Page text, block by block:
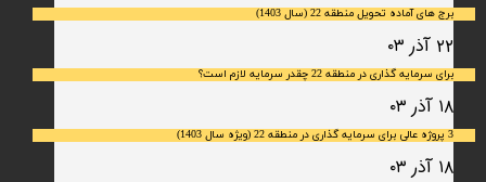
برج های آماده تحویل منطقه 22 (سال 1403)
۲۲ آذر ۰۳
برای سرمایه‌ گذاری در منطقه 22 چقدر سرمایه لازم است؟
۱۸ آذر ۰۳
3 پروژه عالی برای سرمایه گذاری در منطقه 22 (ویژه سال 1403)
۱۸ آذر ۰۳